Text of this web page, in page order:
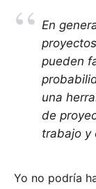
En
pueden
una
de
trabajo y
Yo no podría